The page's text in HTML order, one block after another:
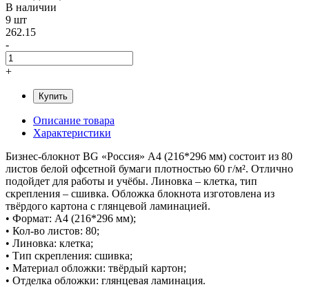
В наличии
9 шт
262.15
-
+
Купить
Описание товара
Характеристики
Бизнес-блокнот BG «Россия» А4 (216*296 мм) состоит из 80
листов белой офсетной бумаги плотностью 60 г/м². Отлично
подойдет для работы и учёбы. Линовка – клетка, тип
скрепления – сшивка. Обложка блокнота изготовлена из
твёрдого картона с глянцевой ламинацией.
• Формат: А4 (216*296 мм);
• Кол-во листов: 80;
• Линовка: клетка;
• Тип скрепления: сшивка;
• Материал обложки: твёрдый картон;
• Отделка обложки: глянцевая ламинация.